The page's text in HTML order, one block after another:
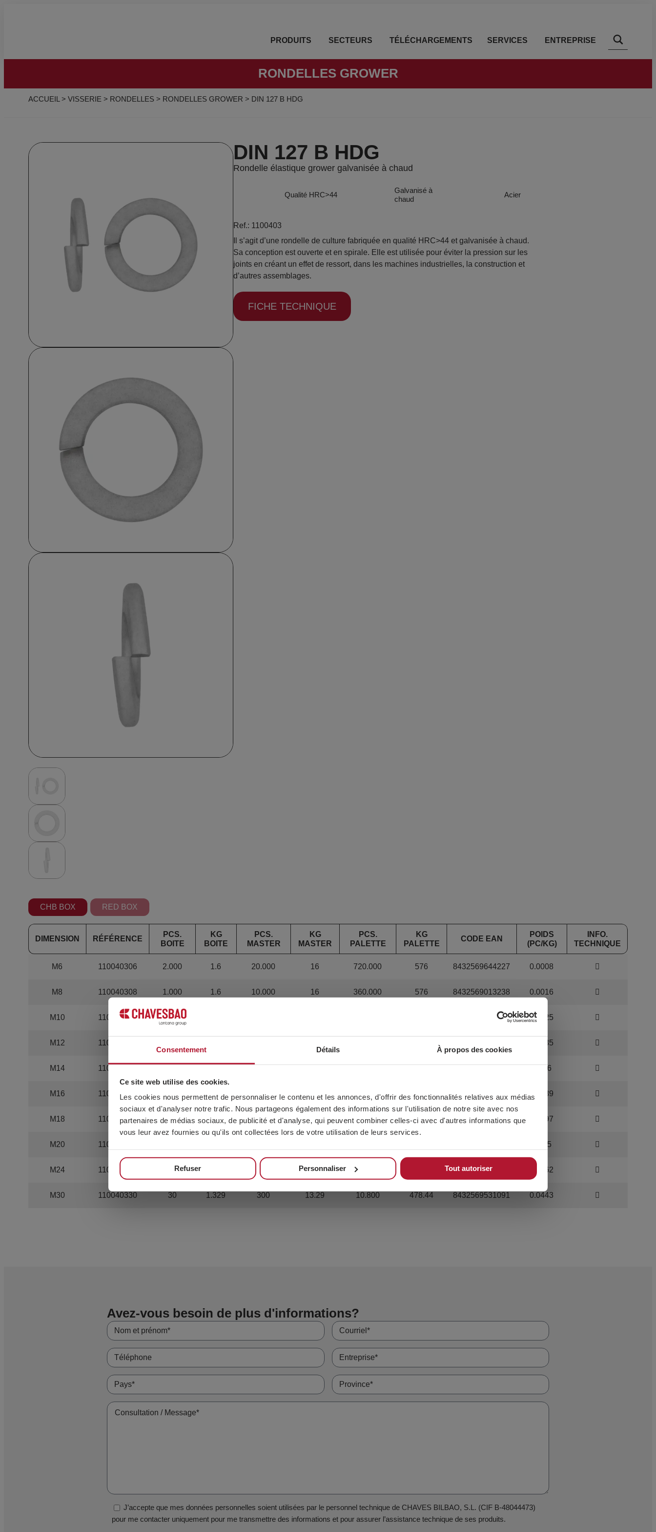
Consentement Détails À propos des cookies
Ce site web utilise des cookies.
Les cookies nous permettent de personnaliser le contenu et les annonces, d'offrir des fonctionnalités relatives aux médias
sociaux et d'analyser notre trafic. Nous partageons également des informations sur l'utilisation de notre site avec nos
partenaires de médias sociaux, de publicité et d'analyse, qui peuvent combiner celles-ci avec d'autres informations que
vous leur avez fournies ou qu'ils ont collectées lors de votre utilisation de leurs services.
Refuser Personnaliser Tout autoriser
PRODUITS SECTEURS TÉLÉCHARGEMENTS SERVICES ENTREPRISE
RONDELLES GROWER
ACCUEIL > VISSERIE > RONDELLES > RONDELLES GROWER > DIN 127 B HDG
DIN 127 B HDG
Rondelle élastique grower galvanisée à chaud
Qualité HRC>44
Galvanisé à
chaud
Acier
Ref.: 1100403
Il s’agit d’une rondelle de culture fabriquée en qualité HRC>44 et galvanisée à chaud.
Sa conception est ouverte et en spirale. Elle est utilisée pour éviter la pression sur les
joints en créant un effet de ressort, dans les machines industrielles, la construction et
d’autres assemblages.
FICHE TECHNIQUE
CHB BOX RED BOX
DIMENSION RÉFÉRENCE
PCS.
BOITE
KG
BOITE
PCS.
MASTER
KG
MASTER
PCS.
PALETTE
KG
PALETTE
CODE EAN
POIDS
(PC/KG)
INFO.
TECHNIQUE
M6 110040306 2.000 1.6 20.000 16 720.000 576 8432569644227 0.0008
M8 110040308 1.000 1.6 10.000 16 360.000 576 8432569013238 0.0016
M10 110040310 600 8432569013245 0.0025
M12 110040312 0.0035
M14 110040314 0.006
M16 110040316 1.78 2.000 17.8 72.000 640.8 8432569013276 0.0089
M18 110040318 150 1.455 1.500 14.55 54.000 523.8 8432569644234 0.0097
M20 110040320 0.015
M24 110040324 70 18.34 25.200 8432569644241 0.0262
M30 110040330 30 1.329 300 13.29 10.800 478.44 8432569531091 0.0443
Avez-vous besoin de plus d'informations?
J’accepte que mes données personnelles soient utilisées par le personnel technique de CHAVES BILBAO, S.L. (CIF B-48044473)
pour me contacter uniquement pour me transmettre des informations et pour assurer l’assistance technique de ses produits.